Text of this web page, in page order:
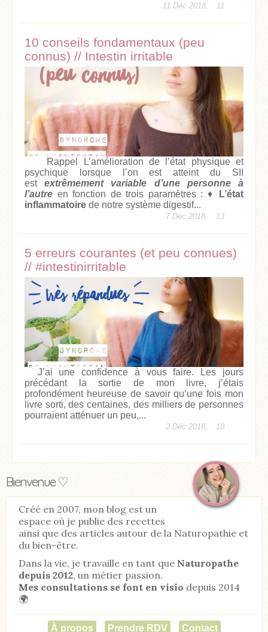
11 Déc 2018, 11
10 conseils fondamentaux (peu
connus) // Intestin irritable
Rappel L’amélioration de l’état physique et
psychique lorsque l’on est atteint du SII
estextrêmement variable d’une personne à
l’autre en fonction de trois paramètres : ♦
L’état
inflammatoire de notre système digestif...
7 Déc 2018, 13
5 erreurs courantes (et peu connues)
// #intestinirritable
J’ai une confidence à vous faire. Les jours
précédant la sortie de mon livre, j’étais
profondément heureuse de savoir qu’une fois mon
livre sorti, des centaines, des milliers de personnes
pourraient atténuer un peu,...
2 Déc 2018, 10
Bienvenue ♡
Créé en 2007, mon blog est un
espace où je publie des recettes
ainsi que des articles autour de la Naturopathie et
du bien-être.
Dans la vie, je travaille en tant que Naturopathe
depuis 2012, un métier passion.
Mes consultations se font en visio depuis 2014
🌍
À propos Prendre RDV Contact